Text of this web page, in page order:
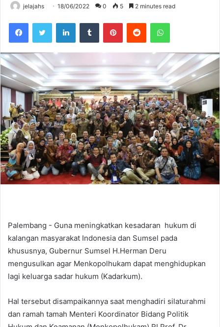
jelajahs 18/06/2022 0 5 2 minutes read
Palembang - Guna meningkatkan kesadaran hukum di
kalangan masyarakat Indonesia dan Sumsel pada
khususnya, Gubernur Sumsel H.Herman Deru
mengusulkan agar Menkopolhukam dapat menghidupkan
lagi keluarga sadar hukum (Kadarkum).
Hal tersebut disampaikannya saat menghadiri silaturahmi
dan ramah tamah Menteri Koordinator Bidang Politik